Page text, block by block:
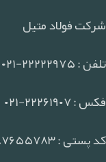
شرکت فولاد متیل
تلفن : ۲۲۲۲۲۹۷۵-۰۲۱
فکس : ۲۲۲۶۱۹۰۷-۰۲۱
کد پستی : ۸۱۸۷۶۵۵۷۸۳